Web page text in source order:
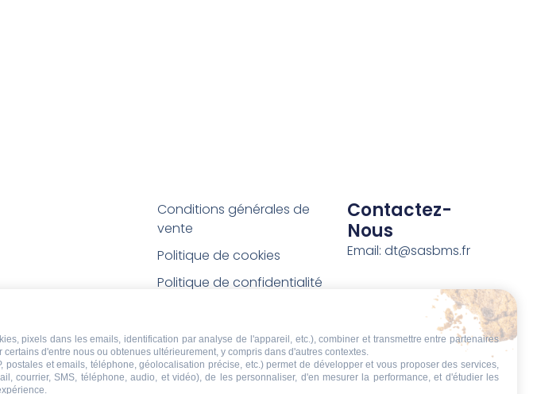
Conditions générales de
vente
Politique de cookies
Politique de confidentialité
Conditions de retour et de
remboursement
Droit de rétractation
Contactez-
Nous
Email: dt@sasbms.fr
pixels dans les emails, identification par analyse de l'appareil, etc.), combiner et transmettre entre partenaires
d'entre nous ou obtenues ultérieurement, y compris dans d'autres contextes.
et emails, téléphone, géolocalisation précise, etc.) permet de développer et vous proposer des services,
courrier, SMS, téléphone, audio, et vidéo), de les personnaliser, d'en mesurer la performance, et d'étudier les